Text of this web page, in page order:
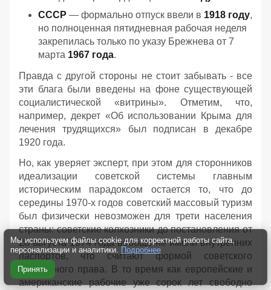
СССР — формально отпуск ввели в 1918 году,
но полноценная пятидневная рабочая неделя
закрепилась только по указу Брежнева от 7
марта 1967 года.
Правда с другой стороны не стоит забывать - все
эти блага были введены на фоне существующей
социалистической «витрины». Отметим, что,
например, декрет «Об использовании Крыма для
лечения трудящихся» был подписан в декабре
1920 года.
Но, как уверяет эксперт, при этом для сторонников
идеализации советской системы главным
историческим парадоксом остается то, что до
середины 1970-х годов советский массовый туризм
был физически невозможен для трети населения
страны: советские колхозники до постановления от
28 августа 1974 года вообще не имели внутренних
паспортов, что считают формой советского
крепостного права. В то время как европейские и
американские рабочие уже сорок лет свободно
Мы используем файлы cookie для корректной работы сайта,
персонализации и аналитики. Подробнее
Принять